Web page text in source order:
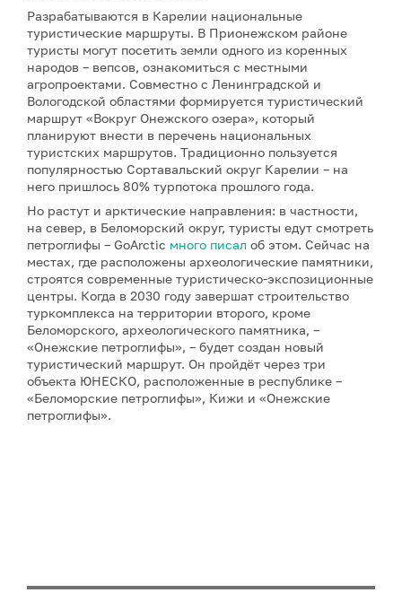
Разрабатываются в Карелии национальные
туристические маршруты. В Прионежском районе
туристы могут посетить земли одного из коренных
народов – вепсов, ознакомиться с местными
агропроектами. Совместно с Ленинградской и
Вологодской областями формируется туристический
маршрут «Вокруг Онежского озера», который
планируют внести в перечень национальных
туристских маршрутов. Традиционно пользуется
популярностью Сортавальский округ Карелии – на
него пришлось 80% турпотока прошлого года.
Но растут и арктические направления: в частности,
на север, в Беломорский округ, туристы едут смотреть
петроглифы – GoArctic много писал об этом. Сейчас на
местах, где расположены археологические памятники,
строятся современные туристическо-экспозиционные
центры. Когда в 2030 году завершат строительство
туркомплекса на территории второго, кроме
Беломорского, археологического памятника, –
«Онежские петроглифы», – будет создан новый
туристический маршрут. Он пройдёт через три
объекта ЮНЕСКО, расположенные в республике –
«Беломорские петроглифы», Кижи и «Онежские
петроглифы».